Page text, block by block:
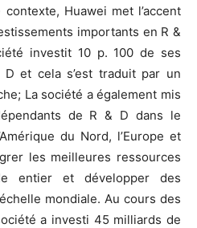
Huawei met l’accent
importants en R &
investit 10 p. 100 de ses
et cela s’est traduit par un
La société a également mis
de R & D dans le
du Nord, l’Europe et
les meilleures ressources
entier et développer des
mondiale. Au cours des
a investi 45 milliards de